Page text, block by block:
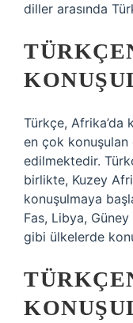
diller arasında
Türkçe, Afrika’da
en çok
edilmektedir.
birlikte, Kuzey
konuşulmaya
Fas, Libya, Güney
gibi ülkelerde